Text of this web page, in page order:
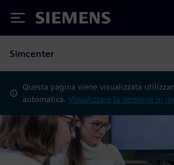
Siemens
Simcenter
Questa pagina viene visualizzata
automatica.Visualizzare la versione in